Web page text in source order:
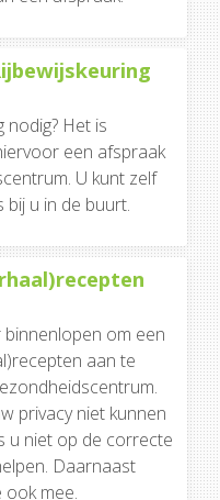
nodig? Het is
een afspraak
U kunt zelf
u in de buurt.
om een
aan te
privacy niet kunnen
u niet op de correcte
Daarnaast
mee.